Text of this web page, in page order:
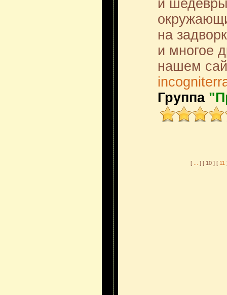
и шедевры
на
и многое
нашем
Группа
[ ] [ 10 ] [ 11